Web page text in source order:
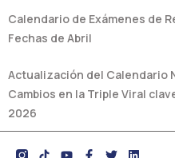
Calendario de Exámenes de
Fechas de Abril
Actualización del Calendario
Cambios en la Triple Viral
2026
Y F T L